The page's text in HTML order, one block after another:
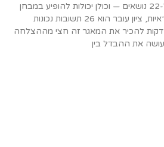
כ-1,200 שאלות מחולקות ל-22 נושאים — וכולן יכולות להופיע במבחן
המבחן כולל 30 שאלות אקראיות, ציון עובר הוא 26 תשובות נכונות
(86%), וזמן המבחן הוא 40 דקות להכיר את המאגר זה חצי מההצלחה
את ההבדל בין